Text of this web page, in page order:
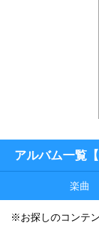
アルバム一覧【
楽曲
※お探しのコンテ